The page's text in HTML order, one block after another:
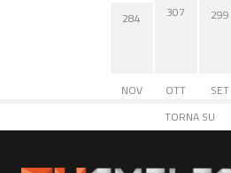
284
NOV
307
OTT
299
SET
TORNA SU